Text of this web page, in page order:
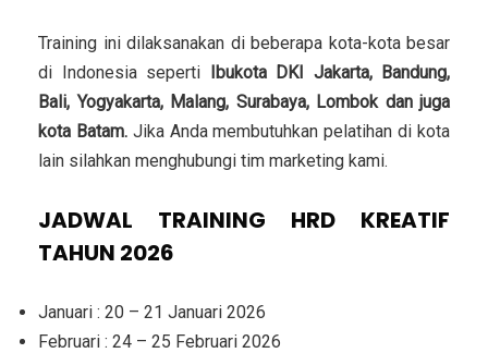
Training ini dilaksanakan di beberapa kota-kota besar
di Indonesia seperti Ibukota DKI Jakarta, Bandung,
Bali, Yogyakarta, Malang, Surabaya, Lombok dan juga
kota Batam.Jika Anda membutuhkan pelatihan di kota
lain silahkan menghubungi tim marketing kami.
JADWAL TRAINING HRD KREATIF
TAHUN 2026
Januari : 20 – 21 Januari 2026
Februari : 24 – 25 Februari 2026